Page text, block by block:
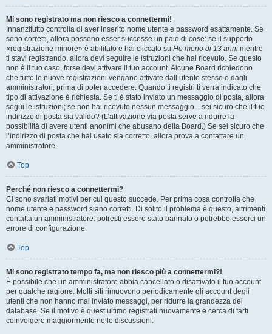
Mi sono registrato ma non riesco a connettermi!
Innanzitutto controlla di aver inserito nome utente e password esattamente. Se
sono corretti, allora possono esser successe un paio di cose: se il supporto
«registrazione minore» è abilitato e hai cliccato su Ho meno di 13 anni mentre
ti stavi registrando, allora devi seguire le istruzioni che hai ricevuto. Se questo
non è il tuo caso, forse devi attivare il tuo account. Alcune Board richiedono
che tutte le nuove registrazioni vengano attivate dall’utente stesso o dagli
amministratori, prima di poter accedere. Quando ti registri ti verrà indicato che
tipo di attivazione è richiesta. Se ti è stato inviato un messaggio di posta, allora
segui le istruzioni; se non hai ricevuto nessun messaggio... sei sicuro che il tuo
indirizzo di posta sia valido? (L’attivazione via posta serve a ridurre la
possibilità di avere utenti anonimi che abusano della Board.) Se sei sicuro che
l’indirizzo di posta che hai usato sia corretto, allora prova a contattare un
amministratore.
Top
Perché non riesco a connettermi?
Ci sono svariati motivi per cui questo succede. Per prima cosa controlla che
nome utente e password siano corretti. Di solito il problema è questo, altrimenti
contatta un amministratore: potresti essere stato bannato o potrebbe esserci un
errore di configurazione.
Top
Mi sono registrato tempo fa, ma non riesco più a connettermi?!
È possibile che un amministratore abbia cancellato o disattivato il tuo account
per qualche ragione. Molti siti rimuovono periodicamente gli account degli
utenti che non hanno mai inviato messaggi, per ridurre la grandezza del
database. Se il motivo è quest’ultimo registrati nuovamente e cerca di farti
coinvolgere maggiormente nelle discussioni.